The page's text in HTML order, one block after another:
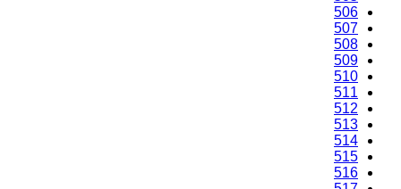
506
507
508
509
510
511
512
513
514
515
516